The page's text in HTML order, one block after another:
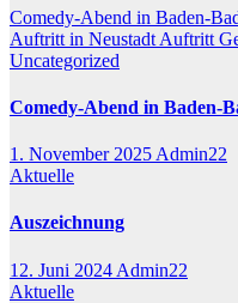
Comedy-Abend in Baden-
Auftritt in Neustadt Auftritt
Uncategorized
Comedy-Abend in Baden-
1. November 2025 Admin22
Aktuelle
Auszeichnung
12. Juni 2024 Admin22
Aktuelle